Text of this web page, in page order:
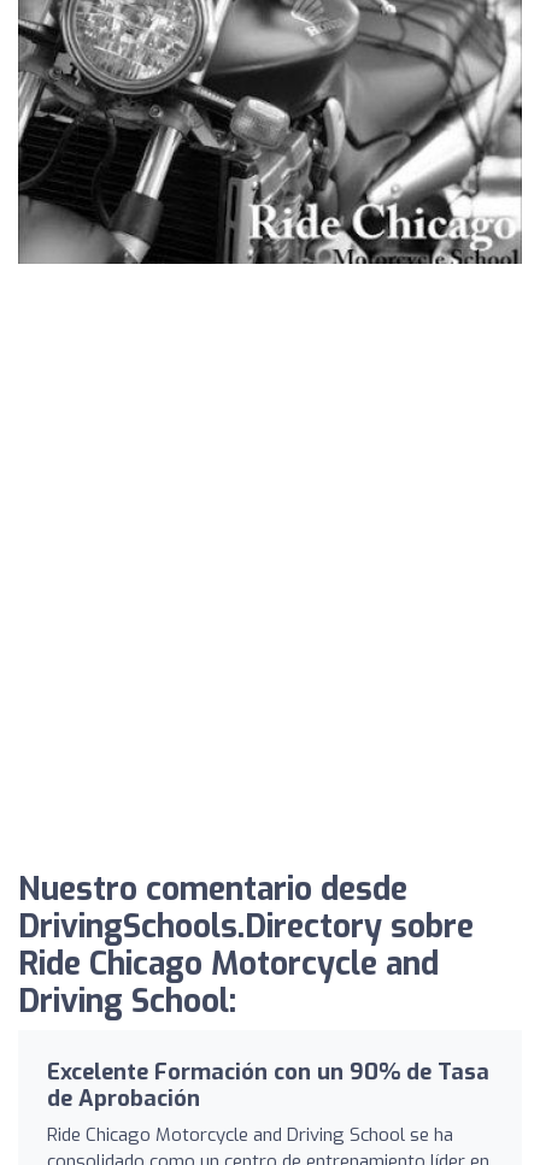
Nuestro comentario desde
DrivingSchools.Directory sobre
Ride Chicago Motorcycle and
Driving School:
Excelente Formación con un 90% de Tasa
de Aprobación
Ride Chicago Motorcycle and Driving School se ha